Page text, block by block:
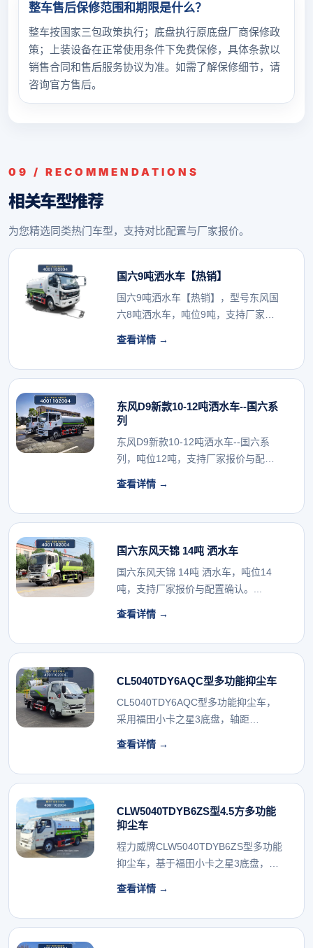
整车售后保修范围和期限是什么？
整车按国家三包政策执行；底盘执行原底盘厂商保修政
策；上装设备在正常使用条件下免费保修，具体条款以
销售合同和售后服务协议为准。如需了解保修细节，请
咨询官方售后。
09 / RECOMMENDATIONS
相关车型推荐
为您精选同类热门车型，支持对比配置与厂家报价。
国六9吨洒水车【热销】
国六9吨洒水车【热销】，型号东风国
六8吨洒水车，吨位9吨，支持厂家报
查看详情 →
东风D9新款10-12吨洒水车--国六系
列
东风D9新款10-12吨洒水车--国六系
列，吨位12吨，支持厂家报价与配置
查看详情 →
国六东风天锦 14吨 洒水车
国六东风天锦 14吨 洒水车，吨位14
吨，支持厂家报价与配置确认。...
查看详情 →
CL5040TDY6AQC型多功能抑尘车
CL5040TDY6AQC型多功能抑尘车，
采用福田小卡之星3底盘，轴距
查看详情 →
CLW5040TDYB6ZS型4.5方多功能
抑尘车
程力威牌CLW5040TDYB6ZS型多功能
抑尘车，基于福田小卡之星3底盘，搭
查看详情 →